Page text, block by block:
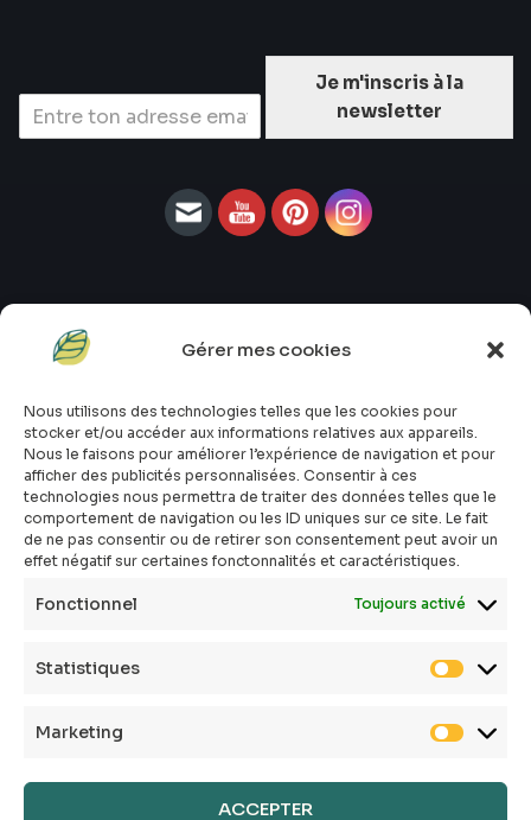
Gérer mes cookies
Nous utilisons des technologies telles que les cookies pour
stocker et/ou accéder aux informations relatives aux appareils.
Nous le faisons pour améliorer l’expérience de navigation et pour
afficher des publicités personnalisées. Consentir à ces
technologies nous permettra de traiter des données telles que le
comportement de navigation ou les ID uniques sur ce site. Le fait
de ne pas consentir ou de retirer son consentement peut avoir un
effet négatif sur certaines fonctonnalités et caractéristiques.
Fonctionnel Toujours activé
Statistiques
Marketing
ACCEPTER
Je m'inscris à la
newsletter
#atopik_fr
#atopik_tests
#atopik_community
Qui sommes-nous ?
Mon compte
Contact
E-shop
Toutes les box
Politique de cookies